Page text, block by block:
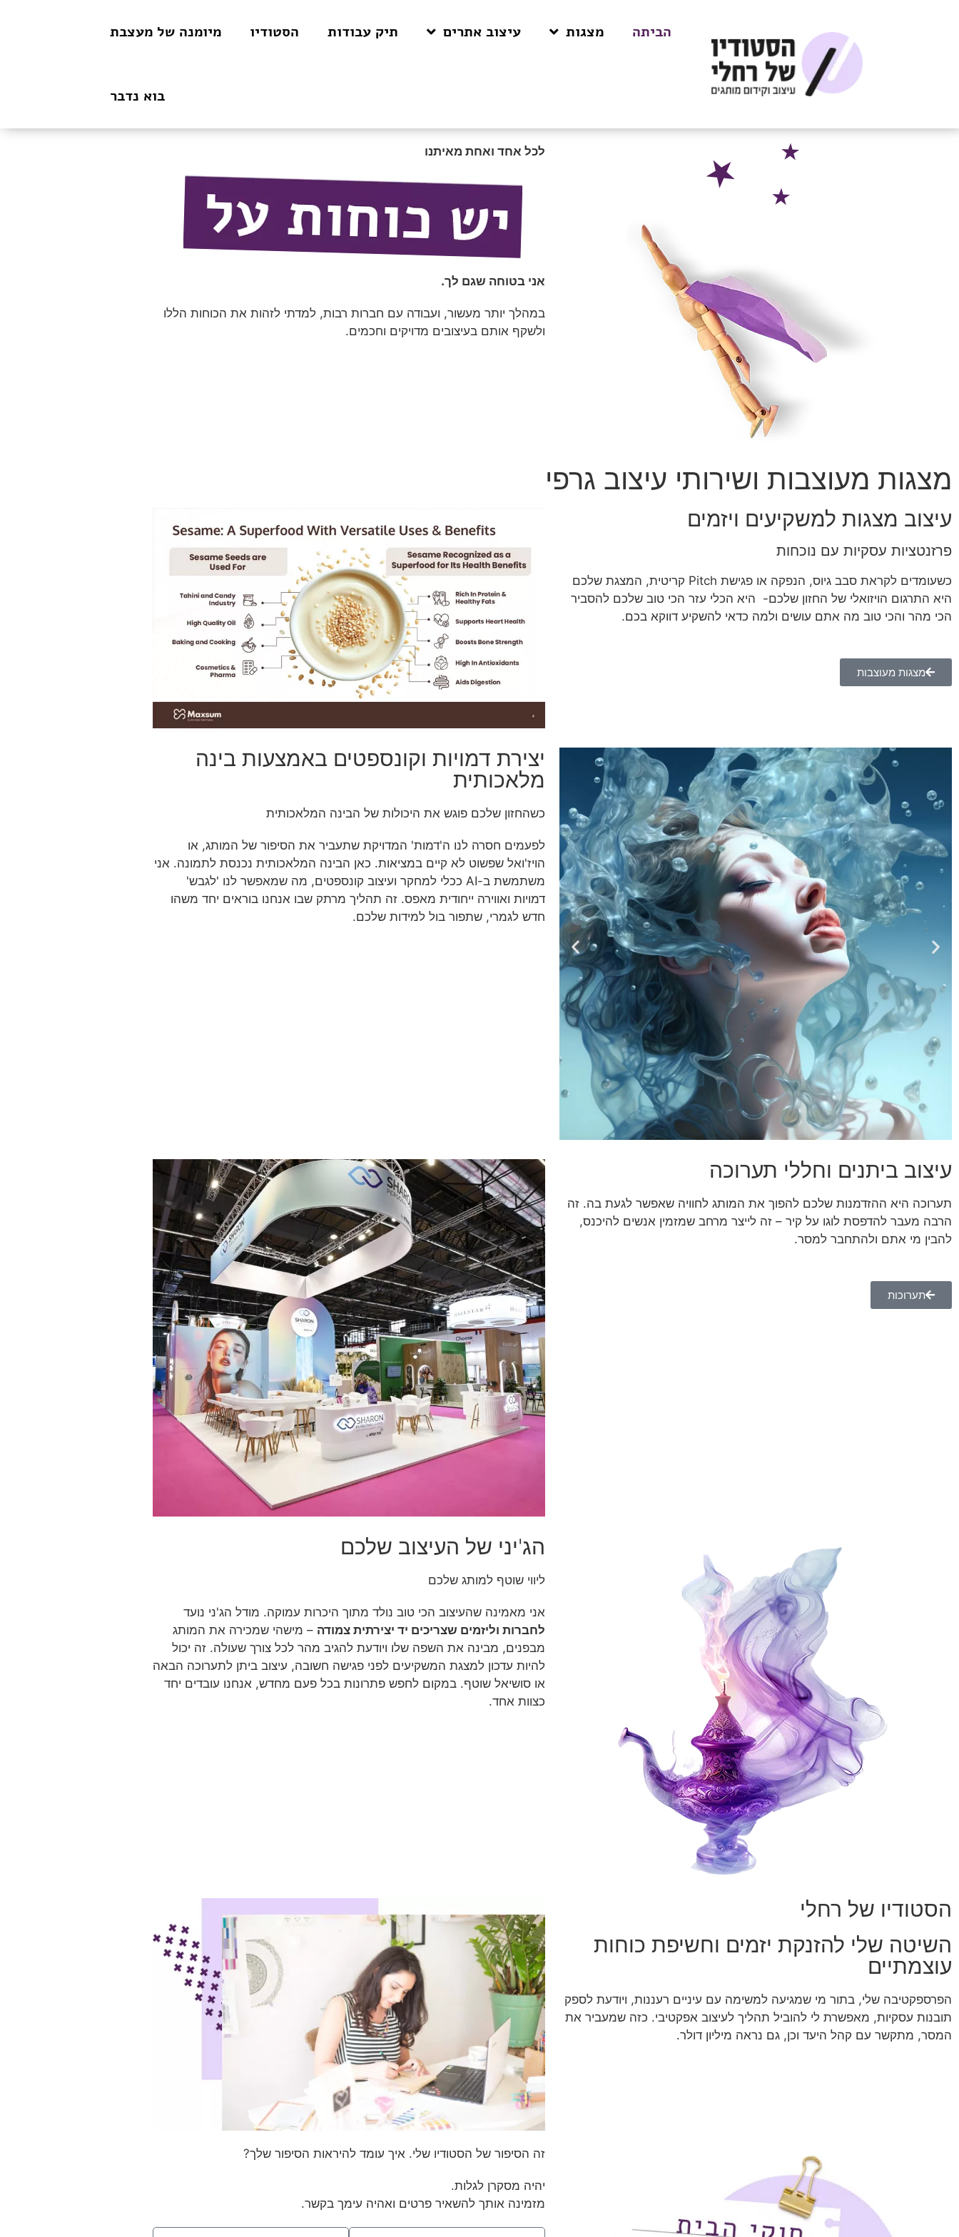
הביתה מצגות עיצוב אתרים תיק עבודות הסטודיו מיומנה של מעצבת
בוא נדבר
לכל אחד ואחת מאיתנו
אני בטוחה שגם לך.
במהלך יותר מעשור, ועבודה עם חברות רבות, למדתי לזהות את הכוחות הללו
ולשקף אותם בעיצובים מדויקים וחכמים.
מצגות מעוצבות ושירותי עיצוב גרפי
עיצוב מצגות למשקיעים ויזמים
פרזנטציות עסקיות עם נוכחות
כשעומדים לקראת סבב גיוס, הנפקה או פגישת Pitch קריטית, המצגת שלכם
היא התרגום הויזואלי של החזון שלכם- היא הכלי עזר הכי טוב שלכם להסביר
הכי מהר והכי טוב מה אתם עושים ולמה כדאי להשקיע דווקא בכם.
מצגות מעוצבות
יצירת דמויות וקונספטים באמצעות בינה
מלאכותית
כשהחזון שלכם פוגש את היכולות של הבינה המלאכותית
לפעמים חסרה לנו ה'דמות' המדויקת שתעביר את הסיפור של המותג, או
הויז'ואל שפשוט לא קיים במציאות. כאן הבינה המלאכותית נכנסת לתמונה. אני
משתמשת ב-AI ככלי למחקר ועיצוב קונספטים, מה שמאפשר לנו 'לגבש'
דמויות ואווירה ייחודית מאפס. זה תהליך מרתק שבו אנחנו בוראים יחד משהו
חדש לגמרי, שתפור בול למידות שלכם.
עיצוב ביתנים וחללי תערוכה
תערוכה היא ההזדמנות שלכם להפוך את המותג לחוויה שאפשר לגעת בה. זה
הרבה מעבר להדפסת לוגו על קיר – זה לייצר מרחב שמזמין אנשים להיכנס,
להבין מי אתם ולהתחבר למסר.
תערוכות
הג'יני של העיצוב שלכם
ליווי שוטף למותג שלכם
אני מאמינה שהעיצוב הכי טוב נולד מתוך היכרות עמוקה. מודל הג'ני נועד
לחברות וליזמים שצריכים יד יצירתית צמודה – מישהי שמכירה את המותג
מבפנים, מבינה את השפה שלו ויודעת להגיב מהר לכל צורך שעולה. זה יכול
להיות עדכון למצגת המשקיעים לפני פגישה חשובה, עיצוב ביתן לתערוכה הבאה
או סושיאל שוטף. במקום לחפש פתרונות בכל פעם מחדש, אנחנו עובדים יחד
כצוות אחד.
הסטודיו של רחלי
השיטה שלי להזנקת יזמים וחשיפת כוחות
עוצמתיים
הפרספקטיבה שלי, בתור מי שמגיעה למשימה עם עיניים רעננות, ויודעת לספק
תובנות עסקיות, מאפשרת לי להוביל תהליך לעיצוב אפקטיבי. כזה שמעביר את
המסר, מתקשר עם קהל היעד וכן, גם נראה מיליון דולר.
זה הסיפור של הסטודיו שלי. איך עומד להיראות הסיפור שלך?
יהיה מסקרן לגלות.
מזמינה אותך להשאיר פרטים ואהיה עימך בקשר.